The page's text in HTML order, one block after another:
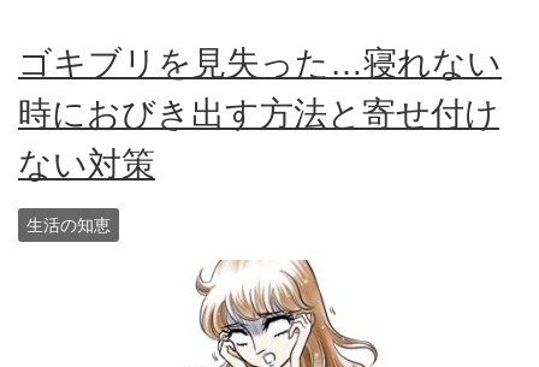
ゴキブリを見失った…寝れない
時におびき出す方法と寄せ付け
ない対策
生活の知恵